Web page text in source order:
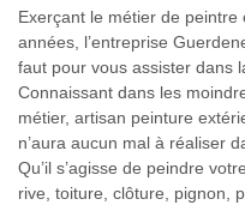
Exerçant le métier de
années, l’entreprise
faut pour vous assister dans
Connaissant dans les
métier, artisan peinture
n’aura aucun mal à réaliser
Qu’il s’agisse de peindre
rive, toiture, clôture, pignon,